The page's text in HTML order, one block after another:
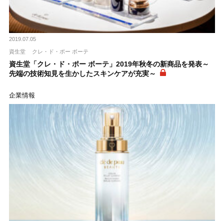
2019.07.05
資生堂 クレ・ド・ポー ボーテ
資生堂「クレ・ド・ポー ボーテ」2019年秋冬の新商品を発表～
先端の技術知見を生かしたスキンケアが充実～
企業情報